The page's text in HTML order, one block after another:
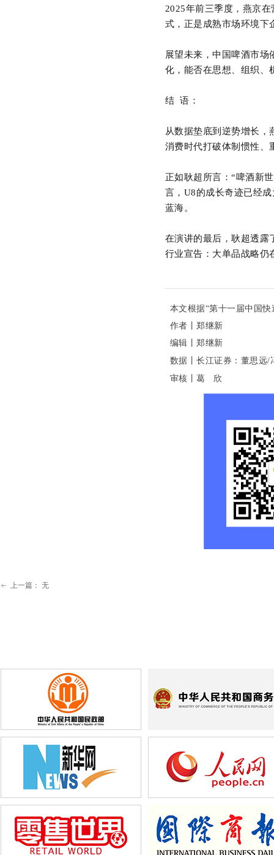
2025年前三季度，燕京
式，正是成熟市场环境下
展望未来，中国啤酒市场
化，能否在思想、组织、
结 语：
从数据垫底到逆势增长
消费时代打破体制惯性、
正如耿超所言：“啤酒新
言，U8的成长奇迹已经
蓝海。
在演讲的最后，耿超透露
行业宣告：大单品战略仍
本文根据“第十一届中国快
作者丨郑继新
编辑丨 郑继新
数据丨长江证券：董思远/
审核丨 葛 欣
ꂃ 上一篇： 无